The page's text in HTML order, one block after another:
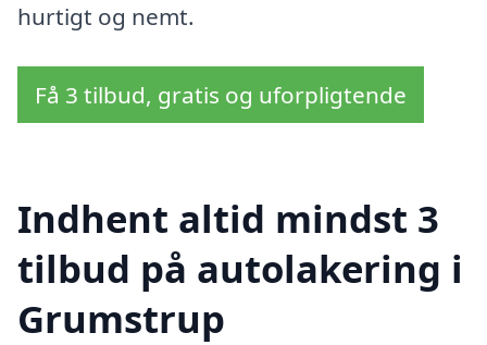
hurtigt og nemt.
Få 3 tilbud, gratis og uforpligtende
Indhent altid mindst 3
tilbud på autolakering i
Grumstrup